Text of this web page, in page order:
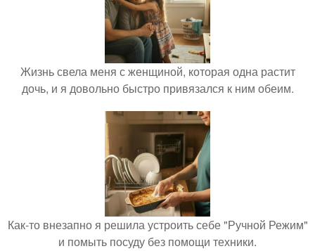
Жизнь свела меня с женщиной, которая одна растит
дочь, и я довольно быстро привязался к ним обеим.
Как-то внезапно я решила устроить себе "Ручной Режим"
и помыть посуду без помощи техники.